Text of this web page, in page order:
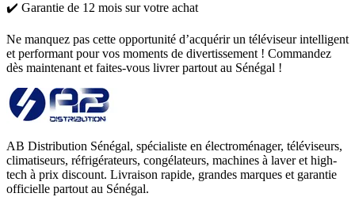
✔️ Garantie de 12 mois sur votre achat
Ne manquez pas cette opportunité d’acquérir un téléviseur intelligent
et performant pour vos moments de divertissement ! Commandez
dès maintenant et faites-vous livrer partout au Sénégal !
AB Distribution Sénégal, spécialiste en électroménager, téléviseurs,
climatiseurs, réfrigérateurs, congélateurs, machines à laver et high-
tech à prix discount. Livraison rapide, grandes marques et garantie
officielle partout au Sénégal.